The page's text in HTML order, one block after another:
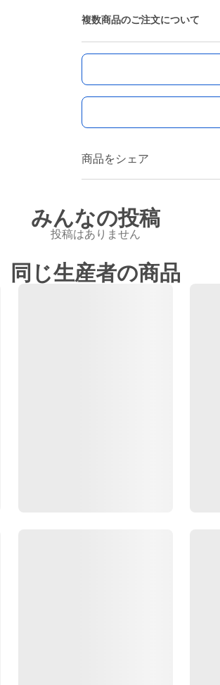
複数商品のご注文について
商品をシェア
みんなの投稿
投稿はありません
同じ生産者の商品